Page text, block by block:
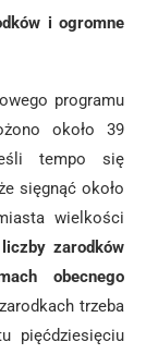
i ogromne
programu
około 39
tempo się
sięgnąć około
wielkości
zarodków
obecnego
trzeba
pięćdziesięciu